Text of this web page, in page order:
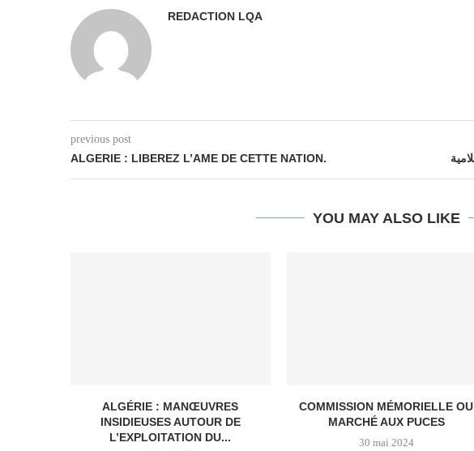
REDACTION LQA
previous post
ALGERIE : LIBEREZ L’AME DE CETTE NATION.
YOU MAY ALSO LIKE
ALGÉRIE : MANŒUVRES
INSIDIEUSES AUTOUR DE
L’EXPLOITATION DU...
COMMISSION MÉMORIELLE OU
MARCHÉ AUX PUCES
30 mai 2024